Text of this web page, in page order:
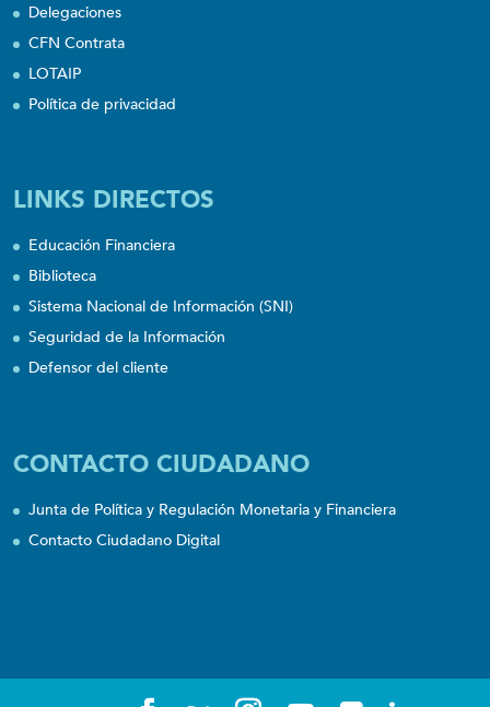
Delegaciones
CFN Contrata
LOTAIP
Política de privacidad
LINKS DIRECTOS
Educación Financiera
Biblioteca
Sistema Nacional de Información (SNI)
Seguridad de la Información
Defensor del cliente
CONTACTO CIUDADANO
Junta de Política y Regulación Monetaria y Financiera
Contacto Ciudadano Digital